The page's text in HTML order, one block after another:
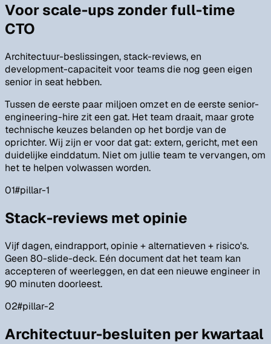
Voor scale-ups zonder full-time
CTO
Architectuur-beslissingen, stack-reviews, en
development-capaciteit voor teams die nog geen eigen
senior in seat hebben.
Tussen de eerste paar miljoen omzet en de eerste senior-
engineering-hire zit een gat. Het team draait, maar grote
technische keuzes belanden op het bordje van de
oprichter. Wij zijn er voor dat gat: extern, gericht, met een
duidelijke einddatum. Niet om jullie team te vervangen, om
het te helpen volwassen worden.
01#pillar-1
Stack-reviews met opinie
Vijf dagen, eindrapport, opinie + alternatieven + risico's.
Geen 80-slide-deck. Eén document dat het team kan
accepteren of weerleggen, en dat een nieuwe engineer in
90 minuten doorleest.
02#pillar-2
Architectuur-besluiten per kwartaal